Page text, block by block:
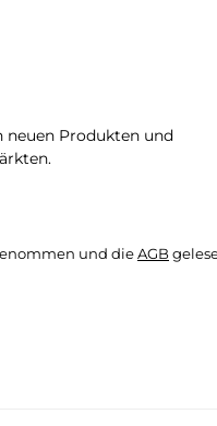
neuen Produkten und
und dieAGB